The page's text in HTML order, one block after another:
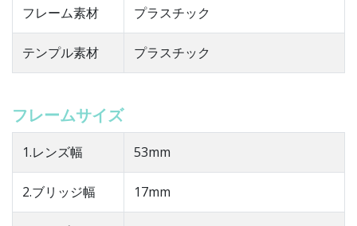
フレーム素材 プラスチック
テンプル素材 プラスチック
フレームサイズ
1.レンズ幅 53mm
2.ブリッジ幅 17mm